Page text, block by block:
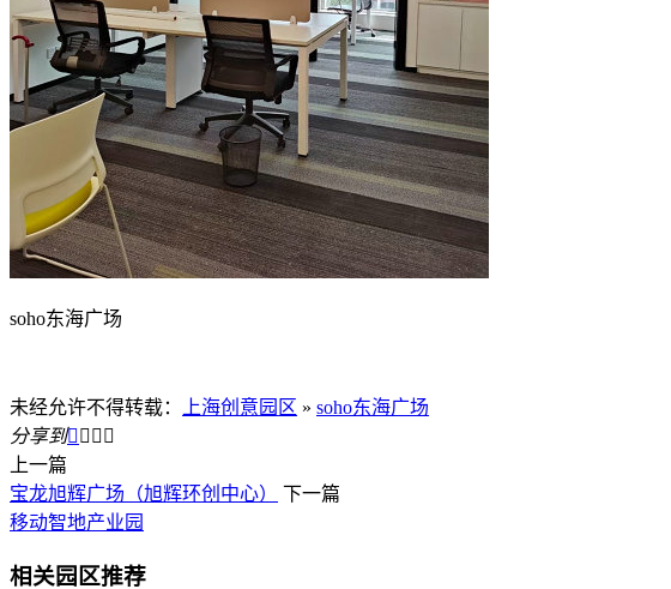
soho东海广场
未经允许不得转载： 上海创意园区 » soho东海广场
分享到   
上一篇
宝龙旭辉广场（旭辉环创中心）
下一篇
移动智地产业园
相关园区推荐